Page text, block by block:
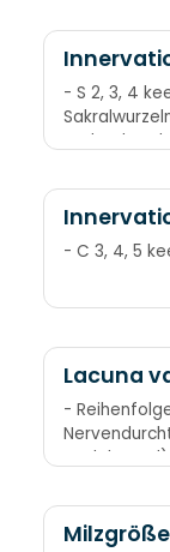
- S 2, 3, 4
pudendus,
- C 3, 4, 5
Lacuna
-
Nervendurchtrittes IVAN -
nach
Milzgröße